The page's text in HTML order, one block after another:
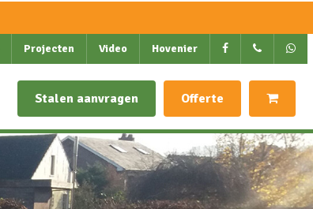
Projecten Video Hovenier
Stalen aanvragen Offerte